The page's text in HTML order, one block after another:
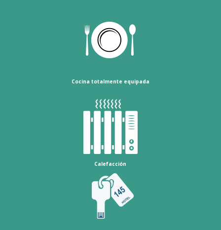
Cocina totalmente equipada
Calefacción